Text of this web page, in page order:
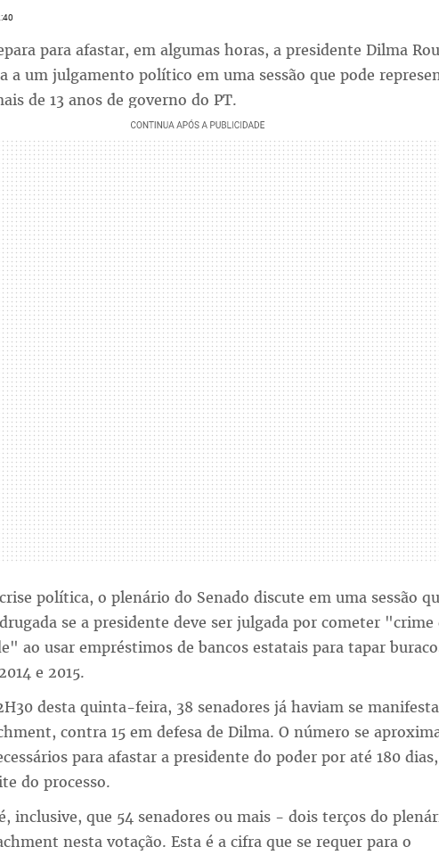
para afastar, em algumas horas, a presidente Dilma
a um julgamento político em uma sessão que pode
de 13 anos de governo do PT.
política, o plenário do Senado discute em uma sessão
se a presidente deve ser julgada por cometer "crime
ao usar empréstimos de bancos estatais para tapar
e 2015.
desta quinta-feira, 38 senadores já haviam se
contra 15 em defesa de Dilma. O número se
para afastar a presidente do poder por até 180 dias,
do processo.
inclusive, que 54 senadores ou mais - dois terços do
nesta votação. Esta é a cifra que se requer para o